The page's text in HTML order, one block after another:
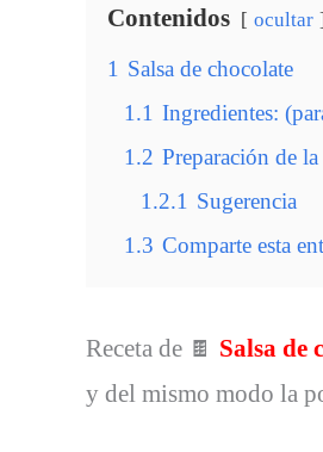
Contenidos ocultar
1 Salsa de chocolate
1.1 Ingredientes:
1.2 Preparación de
1.2.1 Sugerencia
1.3 Comparte esta
Receta de 🍫 Salsa de
y del mismo modo la